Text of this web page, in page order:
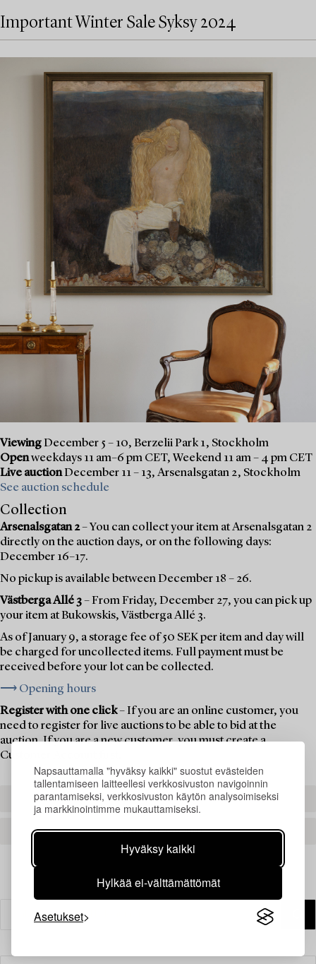
Napsauttamalla "hyväksy kaikki" suostut evästeiden
tallentamiseen laitteellesi verkkosivuston navigoinnin
parantamiseksi, verkkosivuston käytön analysoimiseksi
ja markkinointimme mukauttamiseksi.
Hyväksy kaikki
Hylkää ei-välttämättömät
Asetukset
Important Winter Sale Syksy 2024
ViewingDecember 5 – 10, Berzelii Park 1, Stockholm
Openweekdays 11 am–6 pm CET, Weekend 11 am – 4 pm CET
Live auctionDecember 11 – 13, Arsenalsgatan 2, Stockholm
See auction schedule
Collection
Arsenalsgatan 2– You can collect your item at Arsenalsgatan 2
directly on the auction days, or on the following days:
December 16–17.
No pickup is available between December 18 – 26.
Västberga Allé 3– From Friday, December 27, you can pick up
your item at Bukowskis, Västberga Allé 3.
As of January 9, a storage fee of 50 SEK per item and day will
be charged for uncollected items. Full payment must be
received before your lot can be collected.
⟶ Opening hours
Register with one click– If you are an online customer, you
need to register for live auctions to be able to bid at the
auction. If you are a new customer, you must create a
Customer Account first.
REGISTER TO BID
CREATE AN ACCOUNT